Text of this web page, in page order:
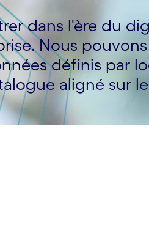
dans l'ère du
Nous
définis par
aligné sur